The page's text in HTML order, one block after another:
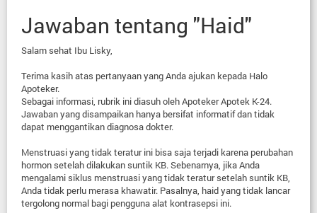
Jawaban tentang "Haid"
Salam sehat Ibu Lisky,
Terima kasih atas pertanyaan yang Anda ajukan kepada Halo
Apoteker.
Sebagai informasi, rubrik ini diasuh oleh Apoteker Apotek K-24.
Jawaban yang disampaikan hanya bersifat informatif dan tidak
dapat menggantikan diagnosa dokter.
Menstruasi yang tidak teratur ini bisa saja terjadi karena perubahan
hormon setelah dilakukan suntik KB. Sebenarnya, jika Anda
mengalami siklus menstruasi yang tidak teratur setelah suntik KB,
Anda tidak perlu merasa khawatir. Pasalnya, haid yang tidak lancar
tergolong normal bagi pengguna alat kontrasepsi ini.